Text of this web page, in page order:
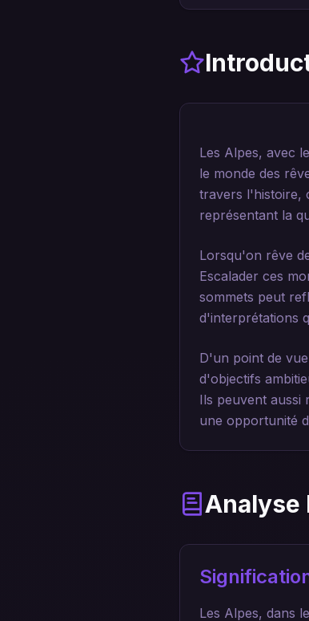
Les Alpes, avec
le monde des
travers l'histoire,
représentant la
Lorsqu'on rêve
Escalader ces
sommets peut
d'interprétations
D'un point de
d'objectifs
Ils peuvent aussi
une opportunité
Analyse
Les Alpes, dans